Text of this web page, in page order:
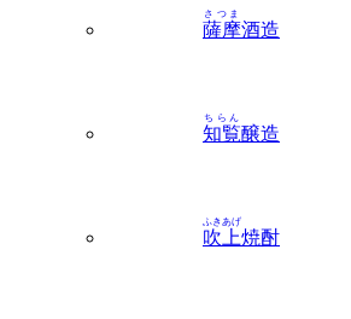
薩摩
さつま
酒造
知覧
ちらん
醸造
吹上
ふきあげ
焼酎